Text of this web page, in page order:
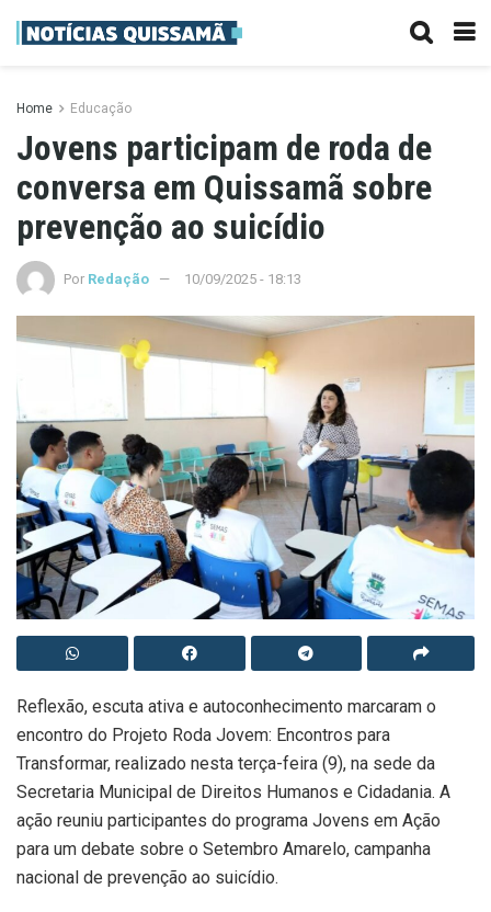
Home Educação
Jovens participam de roda de
conversa em Quissamã sobre
prevenção ao suicídio
Por Redação 10/09/2025 - 18:13
Reflexão, escuta ativa e autoconhecimento marcaram o
encontro do Projeto Roda Jovem: Encontros para
Transformar, realizado nesta terça-feira (9), na sede da
Secretaria Municipal de Direitos Humanos e Cidadania. A
ação reuniu participantes do programa Jovens em Ação
para um debate sobre o Setembro Amarelo, campanha
nacional de prevenção ao suicídio.